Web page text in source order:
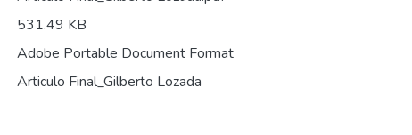
531.49 KB
Adobe Portable Document Format
Articulo Final_Gilberto Lozada